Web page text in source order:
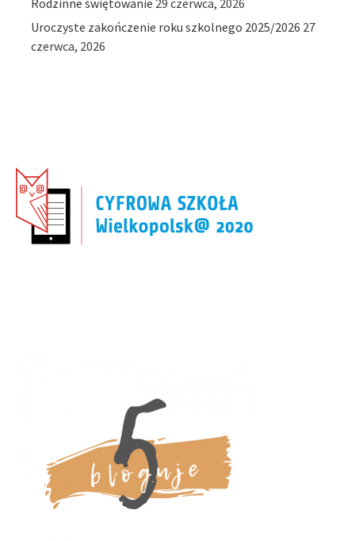
Uroczyste zakończenie roku szkolnego 2025/2026 27
czerwca, 2026